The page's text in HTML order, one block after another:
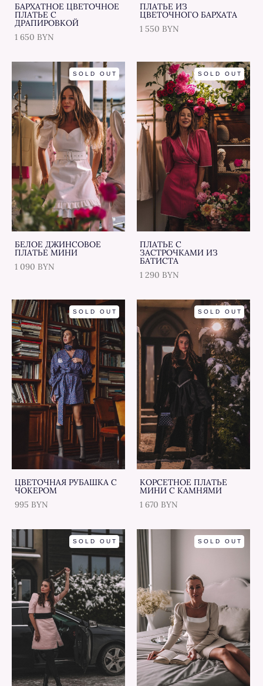
БАРХАТНОЕ ЦВЕТОЧНОЕ
ПЛАТЬЕ С
ДРАПИРОВКОЙ
1 650 BYN
ПЛАТЬЕ ИЗ
ЦВЕТОЧНОГО БАРХАТА
1 550 BYN
SOLD OUT
БЕЛОЕ ДЖИНСОВОЕ
ПЛАТЬЕ МИНИ
1 090 BYN
SOLD OUT
ПЛАТЬЕ С
ЗАСТРОЧКАМИ ИЗ
БАТИСТА
1 290 BYN
SOLD OUT
ЦВЕТОЧНАЯ РУБАШКА С
ЧОКЕРОМ
995 BYN
SOLD OUT
КОРСЕТНОЕ ПЛАТЬЕ
МИНИ С КАМНЯМИ
1 670 BYN
SOLD OUT SOLD OUT